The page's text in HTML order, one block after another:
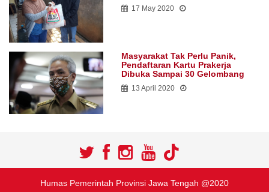
17 May 2020
Masyarakat Tak Perlu Panik,
Pendaftaran Kartu Prakerja
Dibuka Sampai 30 Gelombang
13 April 2020
Humas Pemerintah Provinsi Jawa Tengah @2020